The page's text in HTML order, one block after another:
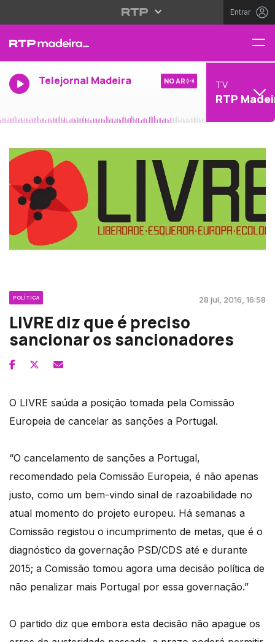
Entrar
Telejornal Madeira NO AR TV
RTP
POLÍTICA 28 jul, 2016, 16:58
LIVRE diz que é preciso
sancionar os sancionadores
O LIVRE saúda a posição tomada pela Comissão
Europeia de cancelar as sanções a Portugal.
“O cancelamento de sanções a Portugal,
recomendado pela Comissão Europeia, é não apenas
justo, como um bem-vindo sinal de razoabilidade no
atual momento do projeto europeu. Há semanas a
Comissão registou o incumprimento de metas, que é o
diagnóstico da governação PSD/CDS até e durante
2015; a Comissão tomou agora uma decisão política de
não penalizar mais Portugal por essa governação.”
O partido diz que embora esta decisão não apague os